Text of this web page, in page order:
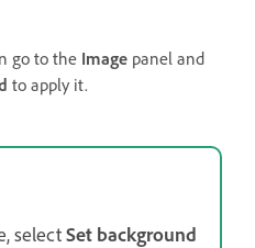
go to the Image panel and
to apply it.
selectSet background